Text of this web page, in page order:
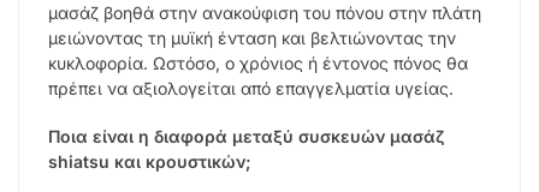
μασάζ βοηθά στην ανακούφιση του πόνου στην πλάτη
μειώνοντας τη μυϊκή ένταση και βελτιώνοντας την
κυκλοφορία. Ωστόσο, ο χρόνιος ή έντονος πόνος θα
πρέπει να αξιολογείται από επαγγελματία υγείας.
Ποια είναι η διαφορά μεταξύ συσκευών μασάζ
shiatsu και κρουστικών;